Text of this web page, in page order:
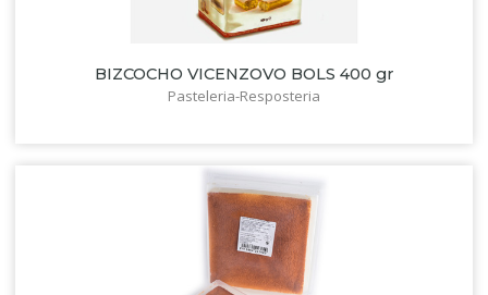
BIZCOCHO VICENZOVO BOLS 400 gr
Pasteleria-Resposteria